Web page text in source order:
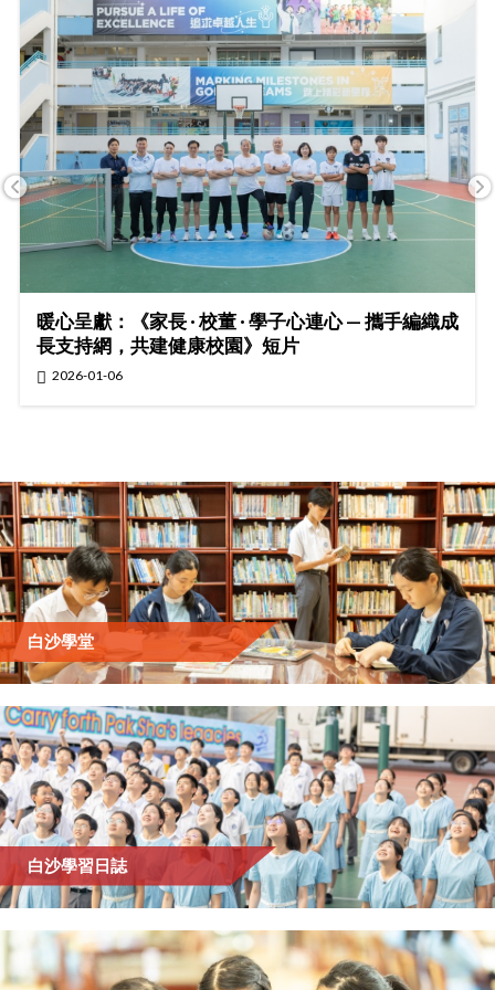
暖心呈獻：《家長 · 校董 · 學子心連心 — 攜手編織成
長支持網，共建健康校園》短片
2026-01-06
白沙學堂
白沙學習日誌